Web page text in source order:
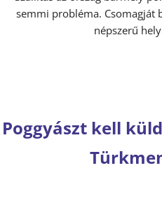
semmi probléma. Csomagját
népszerű
Poggyászt kell